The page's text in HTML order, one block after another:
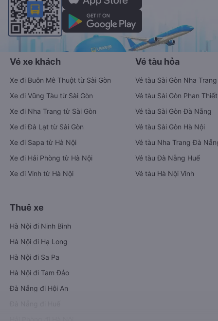
Vé xe khách
Xe đi Buôn Mê Thuột từ Sài Gòn
Xe đi Vũng Tàu từ Sài Gòn
Xe đi Nha Trang từ Sài Gòn
Xe đi Đà Lạt từ Sài Gòn
Xe đi Sapa từ Hà Nội
Xe đi Hải Phòng từ Hà Nội
Xe đi Vinh từ Hà Nội
Vé tàu hỏa
Vé tàu Sài Gòn Nha Trang
Vé tàu Sài Gòn Phan Thiết
Vé tàu Sài Gòn Đà Nẵng
Vé tàu Sài Gòn Hà Nội
Vé tàu Nha Trang Đà
Vé tàu Đà Nẵng Huế
Vé tàu Hà Nội Vinh
Thuê xe
Hà Nội đi Ninh Bình
Hà Nội đi Hạ Long
Hà Nội đi Sa Pa
Hà Nội đi Tam Đảo
Đà Nẵng đi Hội An